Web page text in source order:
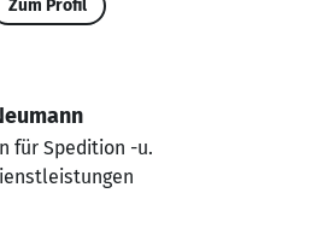
Zum Profil
für Spedition -u.